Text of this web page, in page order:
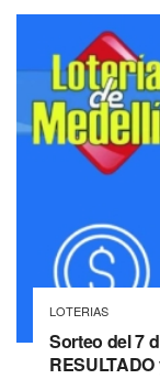
LOTERIAS
Sorteo del 7